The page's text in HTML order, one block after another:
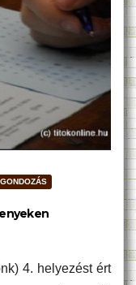
4. helyezést ért